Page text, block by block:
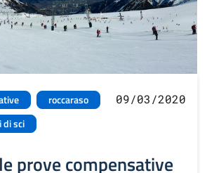
roccaraso
di sci
09/03/2020
prove compensative